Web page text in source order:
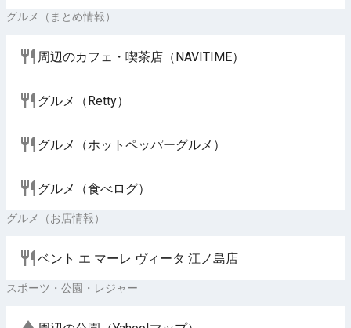
グルメ（まとめ情報）
周辺のカフェ・喫茶店（NAVITIME）
グルメ（Retty）
グルメ（ホットペッパーグルメ）
グルメ（食べログ）
グルメ（お店情報）
ベント エ マーレ ヴィータ 江ノ島店
スポーツ・公園・レジャー